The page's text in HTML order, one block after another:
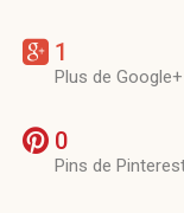
1
Plus de Google+
0
Pins de